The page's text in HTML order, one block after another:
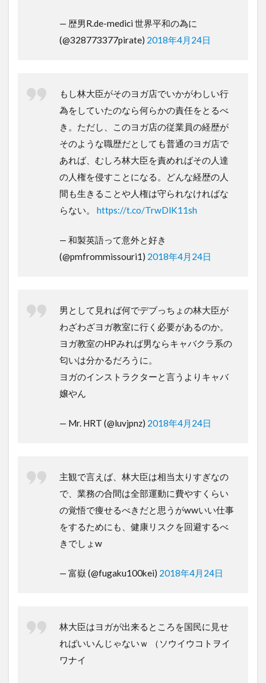
— 歴男R.de-medici 世界平和の為に
(@328773377pirate) 2018年4月24日
もし林大臣がそのヨガ店でいかがわしい行
為をしていたのなら何らかの責任をとるべ
き。ただし、このヨガ店の従業員の経歴が
そのような職歴だとしても普通のヨガ店で
あれば、むしろ林大臣を責めればその人達
の人権を侵すことになる。どんな経歴の人
間も生きることや人権は守られなければな
らない。 https://t.co/TrwDlK11sh
— 和製英語って意外と好き
(@pmfrommissouri1) 2018年4月24日
男として見れば何でデブっちょの林大臣が
わざわざヨガ教室に行く必要があるのか。
ヨガ教室のHPみれば男ならキャバクラ系の
匂いは分かるだろうに。
ヨガのインストラクターと言うよりキャバ
嬢やん
— Mr. HRT (@luvjpnz) 2018年4月24日
主観で言えば、林大臣は相当太りすぎなの
で、業務の合間は全部運動に費やすくらい
の覚悟で痩せるべきだと思うがwwいい仕事
をするためにも、健康リスクを回避するべ
きでしょw
— 富嶽 (@fugaku100kei) 2018年4月24日
林大臣はヨガが出来るところを国民に見せ
ればいいんじゃないｗ （ソウイウコトヲイ
ワナイ